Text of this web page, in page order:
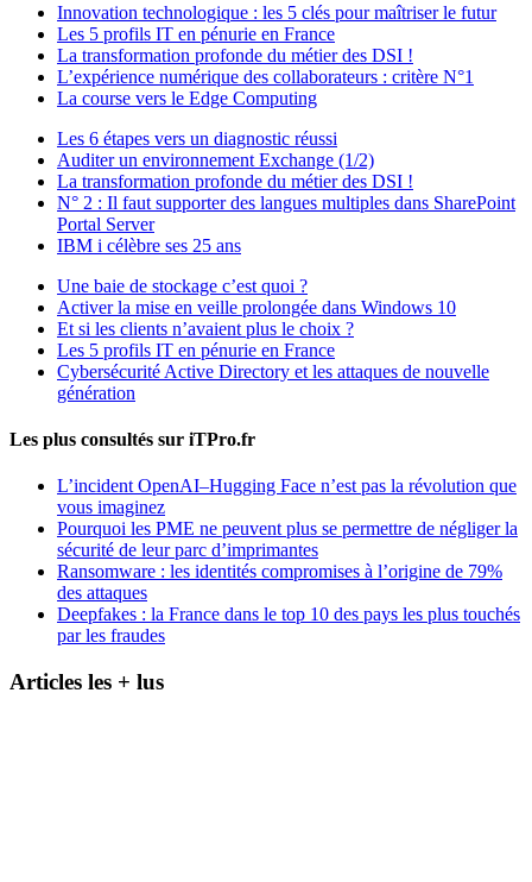
Innovation technologique : les 5 clés pour maîtriser le futur
Les 5 profils IT en pénurie en France
La transformation profonde du métier des DSI !
L’expérience numérique des collaborateurs : critère N°1
La course vers le Edge Computing
Les 6 étapes vers un diagnostic réussi
Auditer un environnement Exchange (1/2)
La transformation profonde du métier des DSI !
N° 2 : Il faut supporter des langues multiples dans SharePoint
Portal Server
IBM i célèbre ses 25 ans
Une baie de stockage c’est quoi ?
Activer la mise en veille prolongée dans Windows 10
Et si les clients n’avaient plus le choix ?
Les 5 profils IT en pénurie en France
Cybersécurité Active Directory et les attaques de nouvelle
génération
Les plus consultés sur iTPro.fr
L’incident OpenAI–Hugging Face n’est pas la révolution que
vous imaginez
Pourquoi les PME ne peuvent plus se permettre de négliger la
sécurité de leur parc d’imprimantes
Ransomware : les identités compromises à l’origine de 79%
des attaques
Deepfakes : la France dans le top 10 des pays les plus touchés
par les fraudes
Articles les + lus